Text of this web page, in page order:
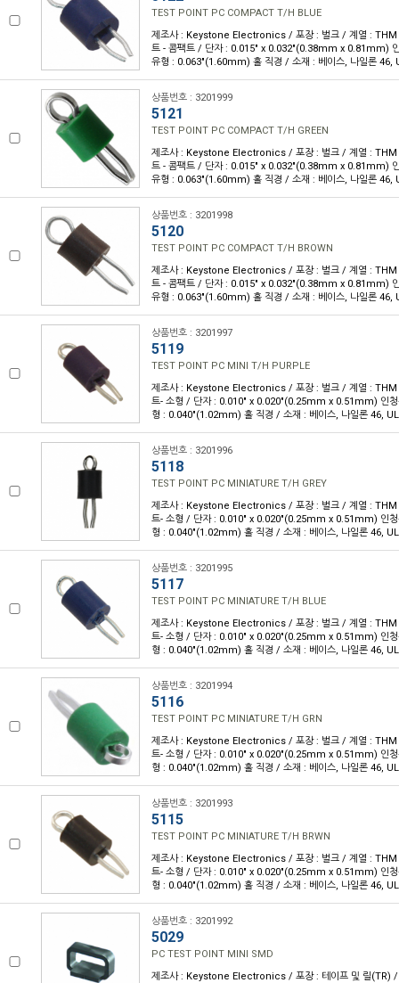
TEST POINT PC COMPACT T/H BLUE
제조사 : Keystone Electronics / 포장 : 벌크 / 계열 : THM
트 - 콤팩트 / 단자 : 0.015" x 0.032"(0.38mm x 0.81mm)
유형 : 0.063"(1.60mm) 홀 직경 / 소재 : 베이스, 나일론 46,
상품번호 : 3201999
5121
TEST POINT PC COMPACT T/H GREEN
제조사 : Keystone Electronics / 포장 : 벌크 / 계열 : THM
트 - 콤팩트 / 단자 : 0.015" x 0.032"(0.38mm x 0.81mm)
유형 : 0.063"(1.60mm) 홀 직경 / 소재 : 베이스, 나일론 46,
상품번호 : 3201998
5120
TEST POINT PC COMPACT T/H BROWN
제조사 : Keystone Electronics / 포장 : 벌크 / 계열 : THM
트 - 콤팩트 / 단자 : 0.015" x 0.032"(0.38mm x 0.81mm)
유형 : 0.063"(1.60mm) 홀 직경 / 소재 : 베이스, 나일론 46,
상품번호 : 3201997
5119
TEST POINT PC MINI T/H PURPLE
제조사 : Keystone Electronics / 포장 : 벌크 / 계열 : THM
트- 소형 / 단자 : 0.010" x 0.020"(0.25mm x 0.51mm) 인청
형 : 0.040"(1.02mm) 홀 직경 / 소재 : 베이스, 나일론 46,
상품번호 : 3201996
5118
TEST POINT PC MINIATURE T/H GREY
제조사 : Keystone Electronics / 포장 : 벌크 / 계열 : THM
트- 소형 / 단자 : 0.010" x 0.020"(0.25mm x 0.51mm) 인청
형 : 0.040"(1.02mm) 홀 직경 / 소재 : 베이스, 나일론 46,
상품번호 : 3201995
5117
TEST POINT PC MINIATURE T/H BLUE
제조사 : Keystone Electronics / 포장 : 벌크 / 계열 : THM
트- 소형 / 단자 : 0.010" x 0.020"(0.25mm x 0.51mm) 인청
형 : 0.040"(1.02mm) 홀 직경 / 소재 : 베이스, 나일론 46,
상품번호 : 3201994
5116
TEST POINT PC MINIATURE T/H GRN
제조사 : Keystone Electronics / 포장 : 벌크 / 계열 : THM
트- 소형 / 단자 : 0.010" x 0.020"(0.25mm x 0.51mm) 인청
형 : 0.040"(1.02mm) 홀 직경 / 소재 : 베이스, 나일론 46,
상품번호 : 3201993
5115
TEST POINT PC MINIATURE T/H BRWN
제조사 : Keystone Electronics / 포장 : 벌크 / 계열 : THM
트- 소형 / 단자 : 0.010" x 0.020"(0.25mm x 0.51mm) 인청
형 : 0.040"(1.02mm) 홀 직경 / 소재 : 베이스, 나일론 46,
상품번호 : 3201992
5029
PC TEST POINT MINI SMD
제조사 : Keystone Electronics / 포장 : 테이프 및 릴(TR) /